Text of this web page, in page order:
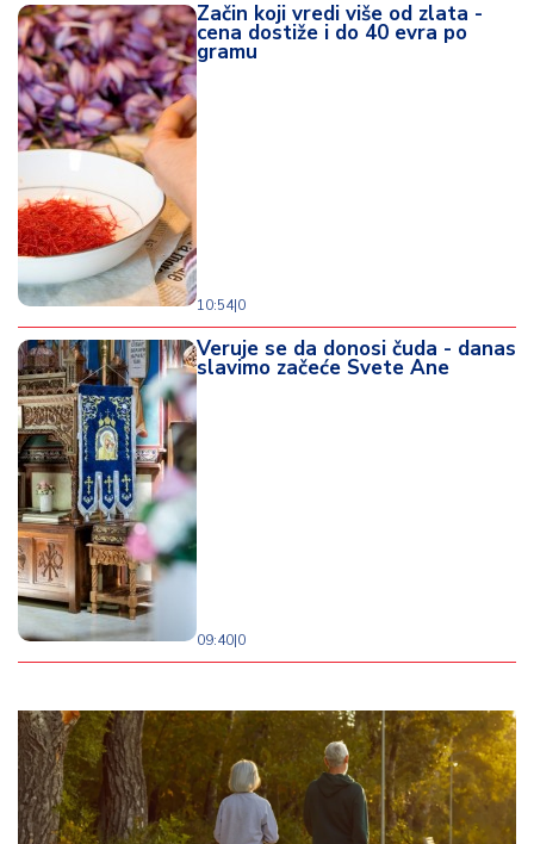
Začin koji vredi više od zlata -
cena dostiže i do 40 evra po
gramu
10:54|0
Veruje se da donosi čuda - danas
slavimo začeće Svete Ane
09:40|0